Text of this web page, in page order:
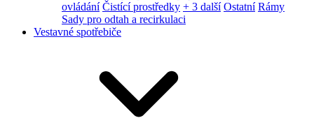
ovládání Čistící prostředky + 3 další Ostatní Rámy
Sady pro odtah a recirkulaci
Vestavné spotřebiče